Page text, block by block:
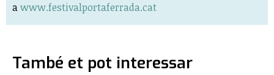
awww.festivalportaferrada.cat
També et pot interessar